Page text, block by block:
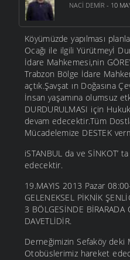
NACI DEMIR - 10
Köyümüzde yapılması
Ocağı ile ilgili Yürütmeyİ
İdare Mahkemesi,nin
Trabzon Bölge İdare
açtık.Şavşat ın Doğasına
İnsan yaşamına olumsuz
DURDURULMASI için
devam edecektir.Tüm
Mücadelemize DESTEK
iSTANBUL da ve SİNKOT’
edecektir.
19.MAYIS 2013 Pazar
GELENEKSEL PİKNİK
3 BÖLGESİNDE BİRARADA
DAVETLİDİR.
Derneğimizin Sefaköy deki
Otobüslerimiz hareket